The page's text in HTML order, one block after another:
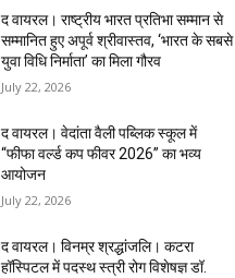
द वायरल। राष्ट्रीय भारत प्रतिभा सम्मान से
सम्मानित हुए अपूर्व श्रीवास्तव, ‘भारत के सबसे
युवा विधि निर्माता’ का मिला गौरव
July 22, 2026
द वायरल। वेदांता वैली पब्लिक स्कूल में
“फीफा वर्ल्ड कप फीवर 2026” का भव्य
आयोजन
July 22, 2026
द वायरल। विनम्र श्रद्धांजलि। कटरा
हॉस्पिटल में पदस्थ स्त्री रोग विशेषज्ञ डॉ.